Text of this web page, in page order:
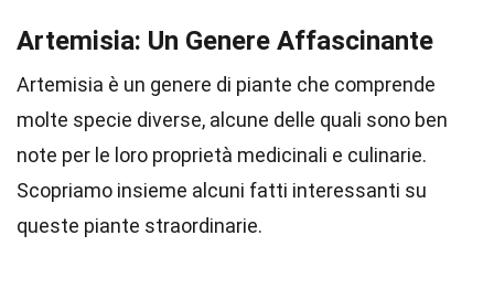
Artemisia: Un Genere Affascinante
Artemisia è un genere di piante che comprende
molte specie diverse, alcune delle quali sono ben
note per le loro proprietà medicinali e culinarie.
Scopriamo insieme alcuni fatti interessanti su
queste piante straordinarie.